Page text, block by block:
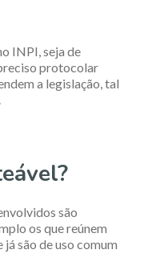
INPI, seja de
protocolar
a legislação, tal
são
os que reúnem
são de uso comum